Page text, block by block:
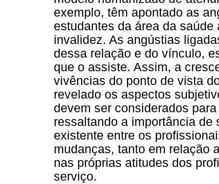
exemplo, têm apontado as
estudantes da área da
invalidez. As angústias
dessa relação e do vínculo,
que o assiste. Assim, a
vivências do ponto de vista
revelado os aspectos
devem ser considerados
ressaltando a importância
existente entre os
mudanças, tanto em relação
nas próprias atitudes dos
serviço.